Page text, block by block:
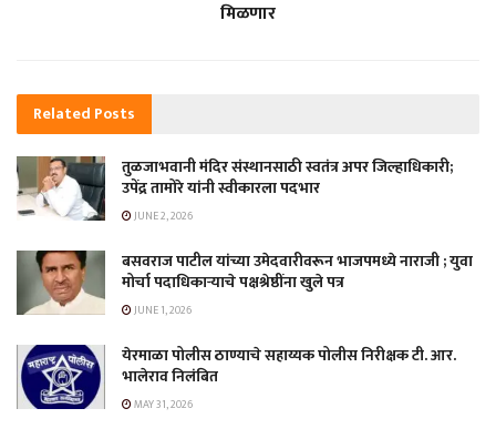
मिळणार
Related Posts
तुळजाभवानी मंदिर संस्थानसाठी स्वतंत्र अपर जिल्हाधिकारी;
उपेंद्र तामोरे यांनी स्वीकारला पदभार
JUNE 2, 2026
बसवराज पाटील यांच्या उमेदवारीवरून भाजपमध्ये नाराजी ; युवा
मोर्चा पदाधिकाऱ्याचे पक्षश्रेष्ठींना खुले पत्र
JUNE 1, 2026
येरमाळा पोलीस ठाण्याचे सहाय्यक पोलीस निरीक्षक टी. आर.
भालेराव निलंबित
MAY 31, 2026